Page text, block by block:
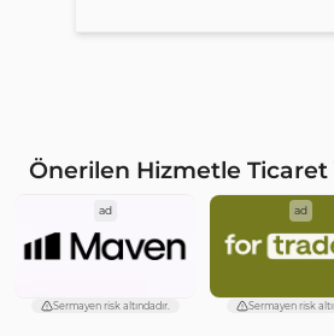
Önerilen Hizmetle Ticaret
ad
Sermayen risk altındadır.
ad
Sermayen risk